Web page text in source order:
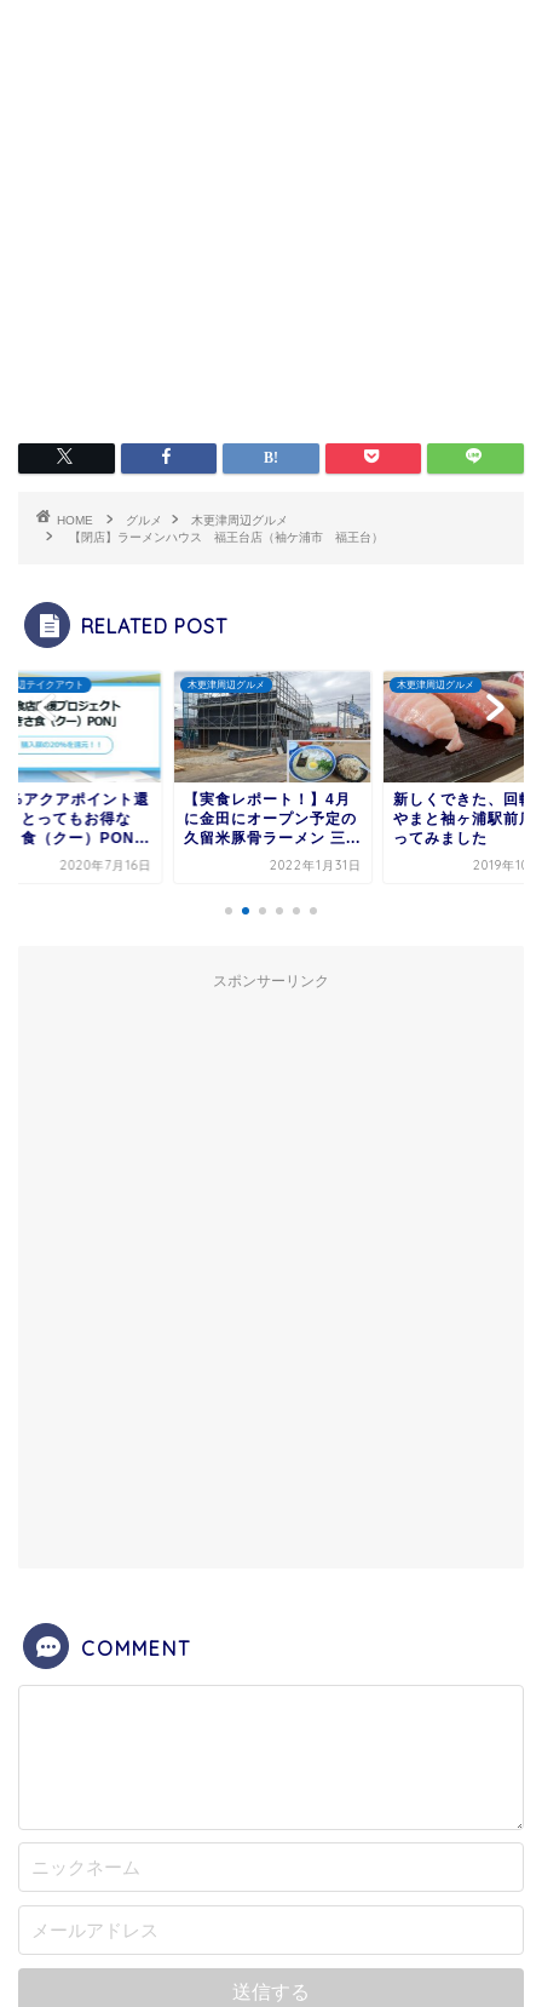
HOME グルメ
木更津周辺グルメ
【閉店】ラーメンハウス 福王台店（袖ケ浦市 福王台）
RELATED POST
周辺テイクアウト
アクアポイント還
】とってもお得な
さ食（クー）PON...
2020年7月16日
木更津周辺グルメ
【実食レポート！】4月
に金田にオープン予定の
久留米豚骨ラーメン 三...
2022年1月31日
木更津周辺グルメ
新しくできた、回転
やまと袖ヶ浦駅前店
ってみました
2019年10
スポンサーリンク
COMMENT